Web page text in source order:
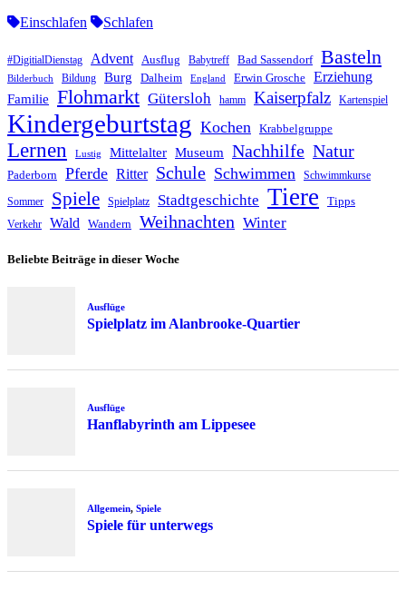
Einschlafen
Schlafen
#DigitialDienstag Advent Ausflug Babytreff Bad Sassendorf Basteln
Bilderbuch Bildung Burg Dalheim England Erwin Grosche Erziehung
Familie Flohmarkt Gütersloh hamm Kaiserpfalz Kartenspiel
Kindergeburtstag Kochen Krabbelgruppe
Lernen Lustig Mittelalter Museum Nachhilfe Natur
Paderborn Pferde Ritter Schule Schwimmen Schwimmkurse
Sommer Spiele Spielplatz Stadtgeschichte Tiere Tipps
Verkehr Wald Wandern Weihnachten Winter
Beliebte Beiträge in dieser Woche
Ausflüge
Spielplatz im Alanbrooke-Quartier
Ausflüge
Hanflabyrinth am Lippesee
Allgemein, Spiele
Spiele für unterwegs